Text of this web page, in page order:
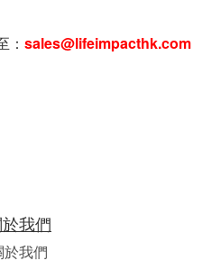
： sales@lifeimpacthk.com
我們
於我們